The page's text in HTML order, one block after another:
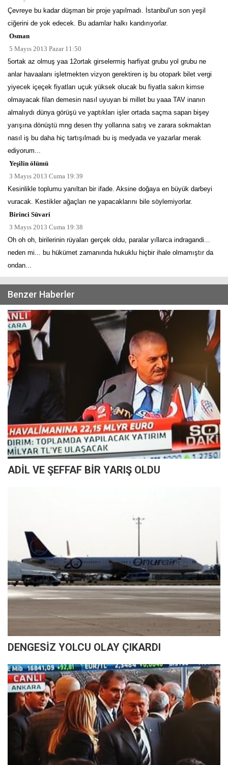
Çevreye bu kadar düşman bir proje yapılmadı. İstanbul'un son yeşil
ciğerini de yok edecek. Bu adamlar halkı kandırıyorlar.
Osman
5 Mayıs 2013 Pazar 11:50
5ortak az olmuş yaa 12ortak girselermiş harfiyat grubu yol grubu ne
anlar havaalanı işletmekten vizyon gerektiren iş bu otopark bilet vergi
yiyecek içeçek fiyatları uçuk yüksek olucak bu fiyatla sakın kimse
olmayacak filan demesin nasıl uyuyan bi millet bu yaaa TAV inanın
almalıydı dünya görüşü ve yaptıkları işler ortada saçma sapan bişey
yarışına dönüştü mng desen thy yollarına satış ve zarara sokmaktan
nasıl iş bu daha hiç tartışılmadı bu iş medyada ve yazarlar merak
ediyorum...
Yeşilin ölümü
3 Mayıs 2013 Cuma 19:39
Kesinlikle toplumu yanıltan bir ifade. Aksine doğaya en büyük darbeyi
vuracak. Kestikler ağaçları ne yapacaklarını bile söylemiyorlar.
Birinci Süvari
3 Mayıs 2013 Cuma 19:38
Oh oh oh, birilerinin rüyaları gerçek oldu, paralar yıllarca indragandi...
neden mi... bu hükümet zamanında hukuklu hiçbir ihale olmamıştır da
ondan...
Benzer Haberler
ADİL VE ŞEFFAF BİR YARIŞ OLDU
DENGESİZ YOLCU OLAY ÇIKARDI